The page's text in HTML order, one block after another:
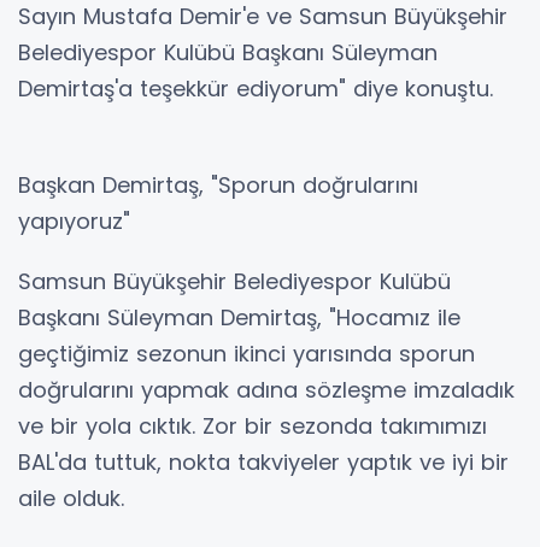
Sayın Mustafa Demir'e ve Samsun Büyükşehir
Belediyespor Kulübü Başkanı Süleyman
Demirtaş'a teşekkür ediyorum" diye konuştu.
Başkan Demirtaş, "Sporun doğrularını
yapıyoruz"
Samsun Büyükşehir Belediyespor Kulübü
Başkanı Süleyman Demirtaş, "Hocamız ile
geçtiğimiz sezonun ikinci yarısında sporun
doğrularını yapmak adına sözleşme imzaladık
ve bir yola cıktık. Zor bir sezonda takımımızı
BAL'da tuttuk, nokta takviyeler yaptık ve iyi bir
aile olduk.